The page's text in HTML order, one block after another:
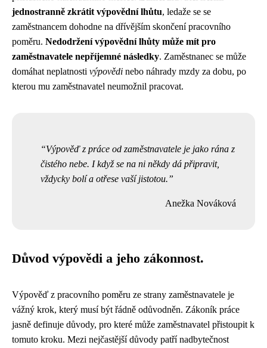
jednostranně zkrátit výpovědní lhůtu, ledaže se se
zaměstnancem dohodne na dřívějším skončení pracovního
poměru. Nedodržení výpovědní lhůty může mít pro
zaměstnavatele nepříjemné následky. Zaměstnanec se může
domáhat neplatnosti výpovědi nebo náhrady mzdy za dobu, po
kterou mu zaměstnavatel neumožnil pracovat.
Výpověď z práce od zaměstnavatele je jako rána z
čistého nebe. I když se na ni někdy dá připravit,
vždycky bolí a otřese vaší jistotou.
Anežka Nováková
Důvod výpovědi a jeho zákonnost.
Výpověď z pracovního poměru ze strany zaměstnavatele je
vážný krok, který musí být řádně odůvodněn. Zákoník práce
jasně definuje důvody, pro které může zaměstnavatel přistoupit k
tomuto kroku. Mezi nejčastější důvody patří nadbytečnost